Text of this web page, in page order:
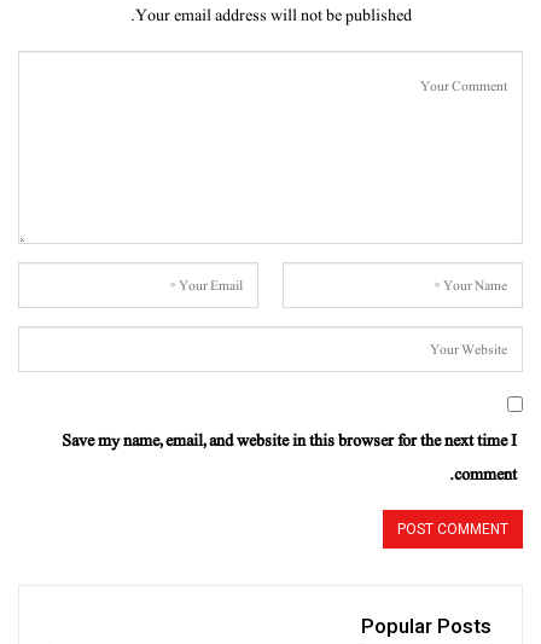
Your email address will not be published.
Save my name, email, and website in this browser for the next time I
comment.
Popular Posts